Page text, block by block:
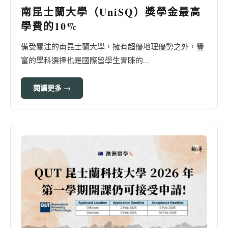
南昆士蘭大學（UniSQ）獎學金最高
學費的10%
備受關注的南昆士蘭大學，擁有超優地理優勢之外，豐
富的學科選擇也是國際留學生青睞的...
閱讀更多 →